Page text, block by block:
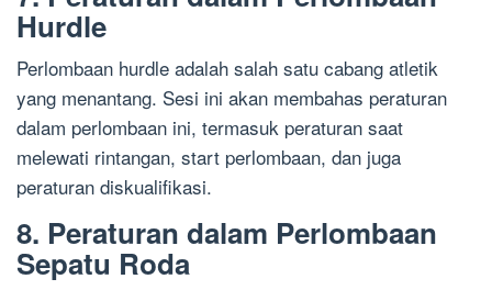
Hurdle
Perlombaan hurdle adalah salah satu cabang atletik
yang menantang. Sesi ini akan membahas peraturan
dalam perlombaan ini, termasuk peraturan saat
melewati rintangan, start perlombaan, dan juga
peraturan diskualifikasi.
8. Peraturan dalam Perlombaan
Sepatu Roda